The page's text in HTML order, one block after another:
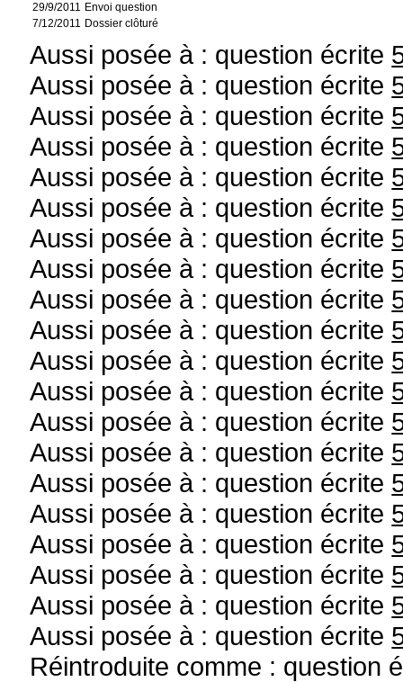
29/9/2011 Envoi question
7/12/2011 Dossier clôturé
Aussi posée à : question écrite
Aussi posée à : question écrite
Aussi posée à : question écrite
Aussi posée à : question écrite
Aussi posée à : question écrite
Aussi posée à : question écrite
Aussi posée à : question écrite
Aussi posée à : question écrite
Aussi posée à : question écrite
Aussi posée à : question écrite
Aussi posée à : question écrite
Aussi posée à : question écrite
Aussi posée à : question écrite
Aussi posée à : question écrite
Aussi posée à : question écrite
Aussi posée à : question écrite
Aussi posée à : question écrite
Aussi posée à : question écrite
Aussi posée à : question écrite
Aussi posée à : question écrite
Réintroduite comme : question